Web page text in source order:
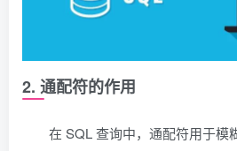
2. 通配符的作用
在 SQL 查询中，通配符用于模